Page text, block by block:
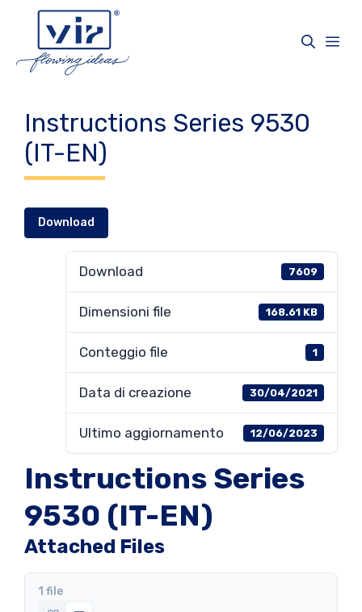
contenuto
Instructions Series 9530
(IT-EN)
Download
Download 7609
Dimensioni file 168.61 KB
Conteggio file 1
Data di creazione 30/04/2021
Ultimo aggiornamento 12/06/2023
Instructions Series
9530 (IT-EN)
Attached Files
1 file